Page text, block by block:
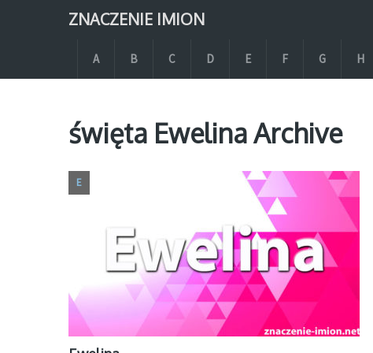
ZNACZENIE IMION
A B C D E F G H
święta Ewelina Archive
E